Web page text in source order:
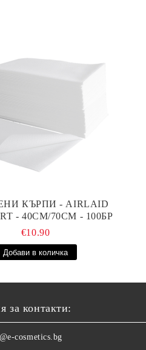
КЪРПИ - AIRLAID
- 40СМ/70СМ - 100БР
€10.90
за контакти:
cosmetics.bg